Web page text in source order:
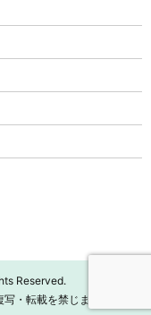
Reserved.
・転載を禁じます】